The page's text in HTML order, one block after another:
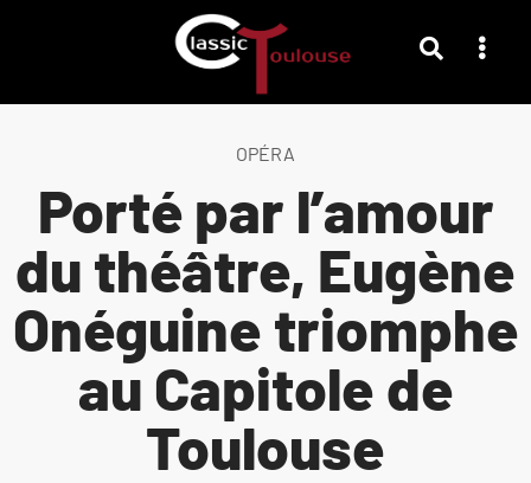
OPÉRA
Porté par l’amour
du théâtre, Eugène
Onéguine triomphe
au Capitole de
Toulouse